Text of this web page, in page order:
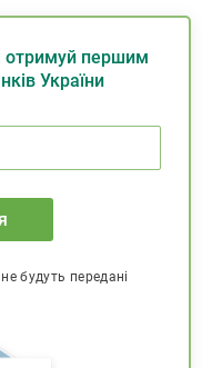
отримуй першим
України
будуть передані